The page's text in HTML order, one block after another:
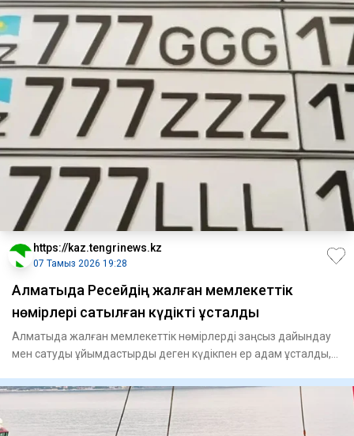
https://kaz.tengrinews.kz
07 Тамыз 2026 19:28
Алматыда Ресейдің жалған мемлекеттік
нөмірлері сатылған күдікті ұсталды
Алматыда жалған мемлекеттік нөмірлерді заңсыз дайындау
мен сатуды ұйымдастырды деген күдікпен ер адам ұсталды,